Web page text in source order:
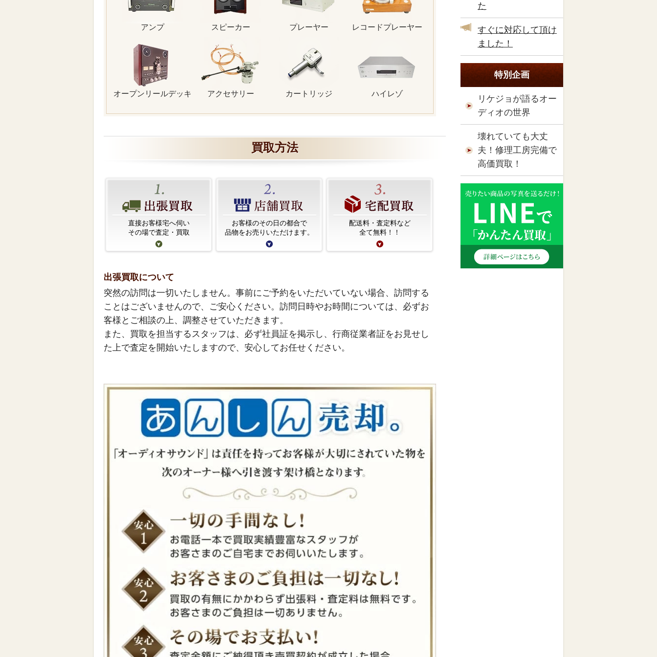
アンプ スピーカー プレーヤー レコードプレーヤー
オープンリールデッキ アクセサリー カートリッジ ハイレゾ
買取方法
直接お客様宅へ伺い
その場で査定・買取
お客様のその日の都合で
品物をお売りいただけます。
配送料・査定料など
全て無料！！
出張買取について
突然の訪問は一切いたしません。事前にご予約をいただいていない場合、訪問する
ことはございませんので、ご安心ください。訪問日時やお時間については、必ずお
客様とご相談の上、調整させていただきます。
また、買取を担当するスタッフは、必ず社員証を掲示し、行商従業者証をお見せし
た上で査定を開始いたしますので、安心してお任せください。
た
すぐに対応して頂け
ました！
特別企画
リケジョが語るオー
ディオの世界
壊れていても大丈
夫！修理工房完備で
高価買取！